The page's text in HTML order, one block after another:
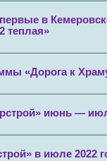
в
теплая»
«Дорога к
июнь —
в июле 2022